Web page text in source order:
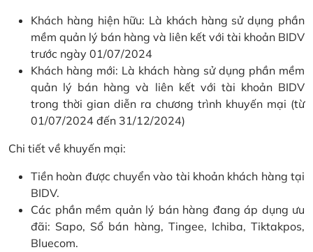
Khách hàng hiện hữu: Là khách hàng sử dụng phần
mềm quản lý bán hàng và liên kết với tài khoản BIDV
trước ngày 01/07/2024
Khách hàng mới: Là khách hàng sử dụng phần mềm
quản lý bán hàng và liên kết với tài khoản BIDV
trong thời gian diễn ra chương trình khuyến mại (từ
01/07/2024 đến 31/12/2024)
Chi tiết về khuyến mại:
Tiền hoàn được chuyển vào tài khoản khách hàng tại
BIDV.
Các phần mềm quản lý bán hàng đang áp dụng ưu
đãi: Sapo, Sổ bán hàng, Tingee, Ichiba, Tiktakpos,
Bluecom.